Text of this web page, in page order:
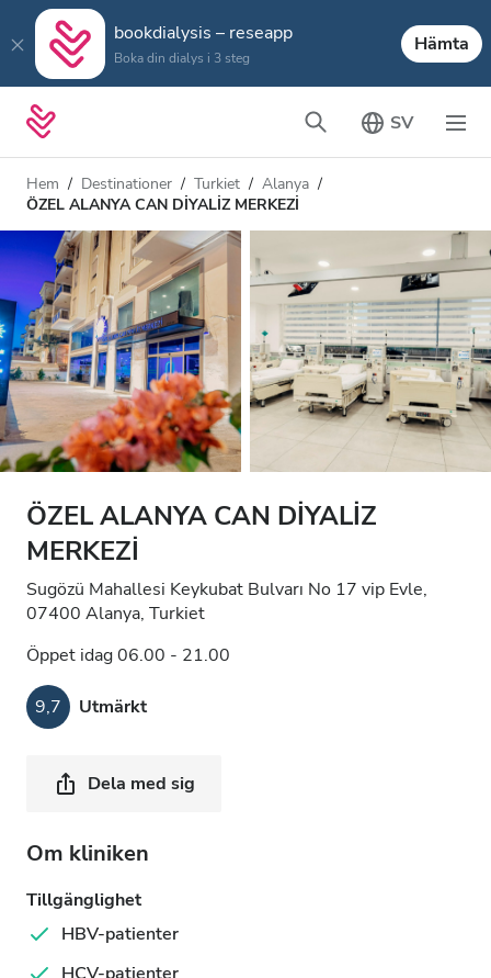
bookdialysis – reseapp
Boka din dialys i 3 steg
Hämta
SV
Hem Destinationer Turkiet
Alanya
ÖZEL ALANYA CAN DİYALİZ MERKEZİ
ÖZEL ALANYA CAN DİYALİZ
MERKEZİ
Sugözü Mahallesi Keykubat Bulvarı No 17 vip Evle,
07400 Alanya, Turkiet
Öppet idag 06.00 - 21.00
9,7 Utmärkt
Dela med sig
Om kliniken
Tillgänglighet
HBV-patienter